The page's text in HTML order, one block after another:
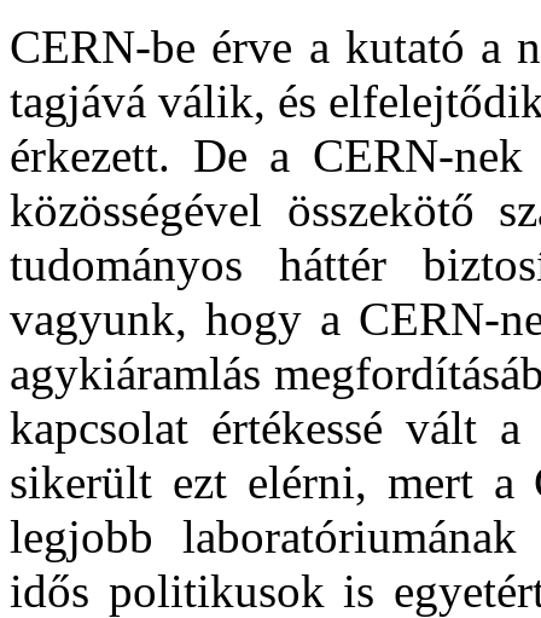
CERN-be érve a kutató a
tagjává válik, és
érkezett. De a CERN-nek
közösségével összekötő
tudományos háttér
vagyunk, hogy a CERN-
agykiáramlás
kapcsolat értékessé vált
sikerült ezt elérni, mert a
legjobb
idős politikusok is